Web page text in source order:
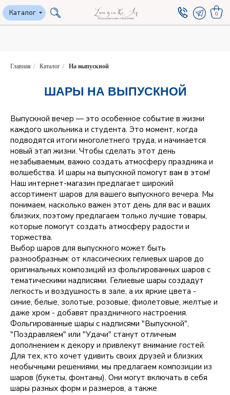
0
Каталог 0
Каталог
Главная / Каталог / На выпускной
ШАРЫ НА ВЫПУСКНОЙ
Выпускной вечер — это особенное событие в жизни
каждого школьника и студента. Это момент, когда
подводятся итоги многолетнего труда, и начинается
новый этап жизни. Чтобы сделать этот день
незабываемым, важно создать атмосферу праздника и
волшебства. И шары на выпускной помогут вам в этом!
Наш интернет-магазин предлагает широкий
ассортимент шаров для вашего выпускного вечера. Мы
понимаем, насколько важен этот день для вас и ваших
близких, поэтому предлагаем только лучшие товары,
которые помогут создать атмосферу радости и
торжества.
Выбор шаров для выпускного может быть
разнообразным: от классических гелиевых шаров до
оригинальных композиций из фольгированных шаров с
тематическими надписями. Гелиевые шары создадут
легкость и воздушность в зале, а их яркие цвета -
синие, белые, золотые, розовые, фиолетовые, желтые и
даже хром - добавят праздничного настроения.
Фольгированные шары с надписями "Выпускной",
"Поздравляем" или "Удачи" станут отличным
дополнением к декору и привлекут внимание гостей.
Для тех, кто хочет удивить своих друзей и близких
необычными решениями, мы предлагаем композиции из
шаров (букеты, фонтаны). Они могут включать в себя
шары разных форм и размеров, а также